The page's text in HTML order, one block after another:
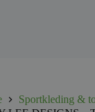
Sportkleding &